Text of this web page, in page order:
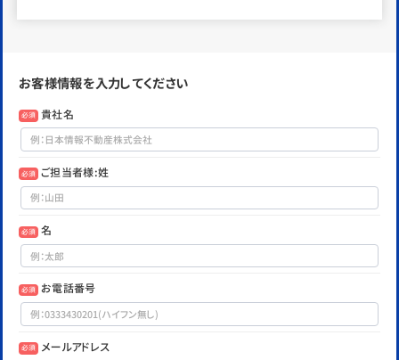
お客様情報を入力してください
必須 貴社名
必須 ご担当者様:姓
必須 名
必須 お電話番号
必須 メールアドレス